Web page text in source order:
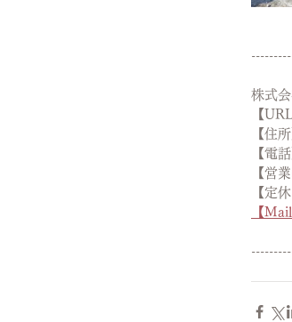
株式
【
【住
【電
【営
【定
【